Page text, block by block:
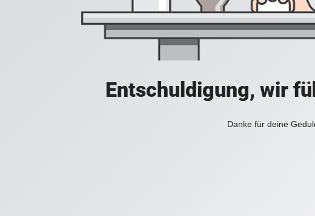
Entschuldigung, wir
Danke für deine